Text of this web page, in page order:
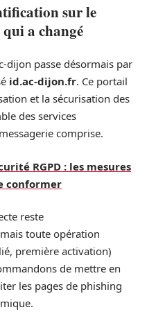
sur le
a changé
dijon passe désormais par
id.ac-dijon.fr. Ce portail
et la sécurisation des
des services
comprise.
RGPD : les mesures
conformer
reste
toute opération
première activation)
de mettre en
les pages de phishing